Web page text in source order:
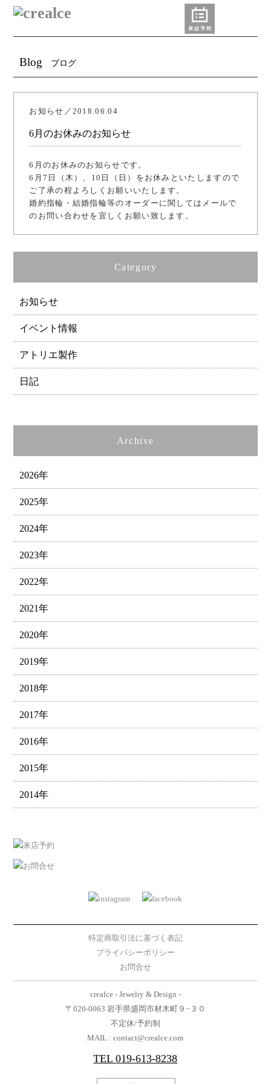
Blog ブログ
お知らせ／2018.06.04
6月のお休みのお知らせ
6月のお休みのお知らせです。
6月7日（木）、10日（日）をお休みといたしますので
ご了承の程よろしくお願いいたします。
婚約指輪・結婚指輪等のオーダーに関してはメールで
のお問い合わせを宜しくお願い致します。
Category
お知らせ
イベント情報
アトリエ製作
日記
Archive
2026年
2025年
2024年
2023年
2022年
2021年
2020年
2019年
2018年
2017年
2016年
2015年
2014年
特定商取引法に基づく表記
プライバシーポリシー
お問合せ
crealce - Jewelry & Design -
〒020-0063 岩手県盛岡市材木町９−３０
不定休/予約制
MAIL : contact@crealce.com
TEL019-613-8238